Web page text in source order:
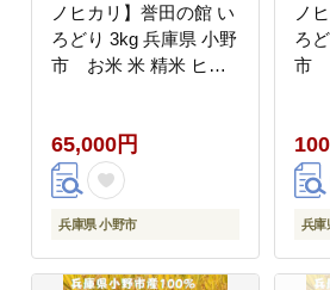
ノヒカリ】誉田の館 い
ろどり 3kg 兵庫県 小野
市 お米 米 精米 ヒノ
65,000円
兵庫県 小野市
ノ
ろ
市
兵庫